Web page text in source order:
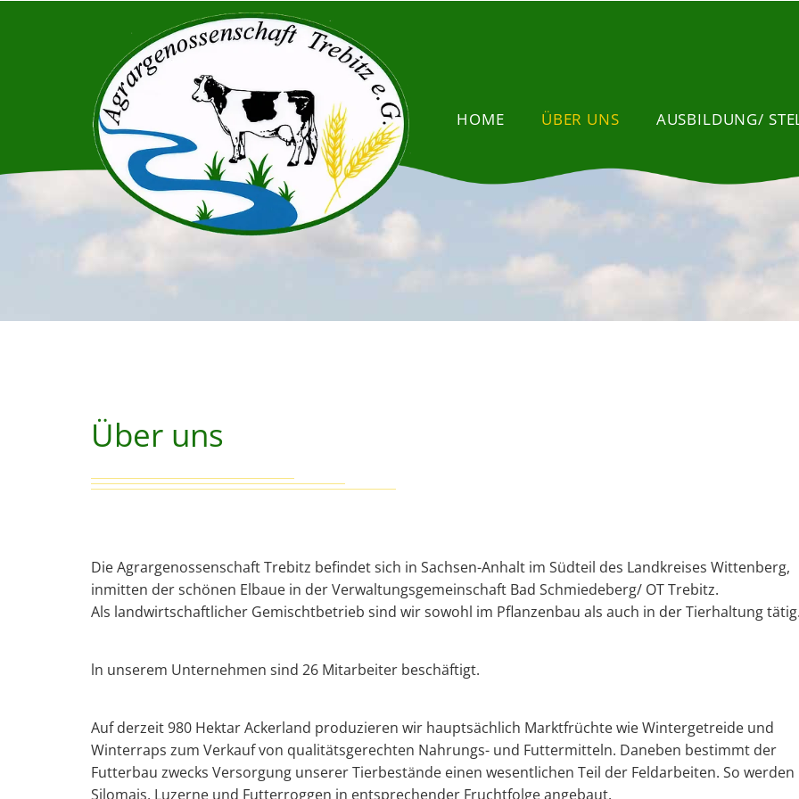
HOME ÜBER UNS AUSBILDUNG/
Über uns
Die Agrargenossenschaft Trebitz befindet sich in Sachsen-Anhalt im Südteil des Landkreises Wittenberg,
inmitten der schönen Elbaue in der Verwaltungsgemeinschaft Bad Schmiedeberg/ OT Trebitz.
Als landwirtschaftlicher Gemischtbetrieb sind wir sowohl im Pflanzenbau als auch in der Tierhaltung
ln unserem Unternehmen sind 26 Mitarbeiter beschäftigt.
Auf derzeit 980 Hektar Ackerland produzieren wir hauptsächlich Marktfrüchte wie Wintergetreide und
Winterraps zum Verkauf von qualitätsgerechten Nahrungs- und Futtermitteln. Daneben bestimmt der
Futterbau zwecks Versorgung unserer Tierbestände einen wesentlichen Teil der Feldarbeiten. So werden
Silomais, Luzerne und Futterroggen in entsprechender Fruchtfolge angebaut.